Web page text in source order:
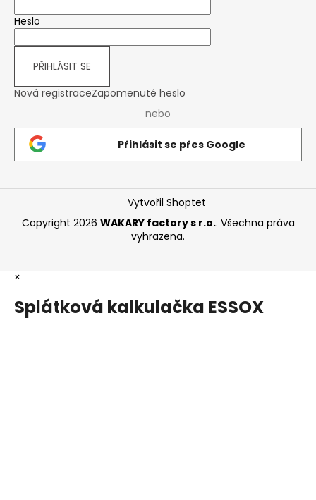
Heslo
PŘIHLÁSIT SE
Nová registraceZapomenuté heslo
nebo
Přihlásit se přes Google
Vytvořil Shoptet
Copyright 2026 WAKARY factory s r.o.. Všechna práva
vyhrazena.
×
Splátková kalkulačka ESSOX